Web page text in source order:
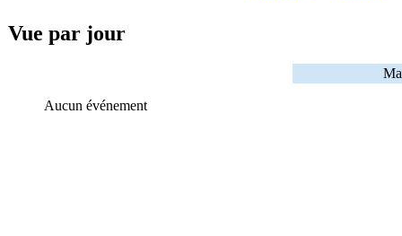
Vue par jour
Aucun événement